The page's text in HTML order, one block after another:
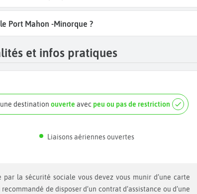
Port Mahon -Minorque ?
et infos pratiques
une destination ouverte avec peu ou pas de restriction
Liaisons aériennes ouvertes
de disposer d’un contrat d’assistance ou d’une